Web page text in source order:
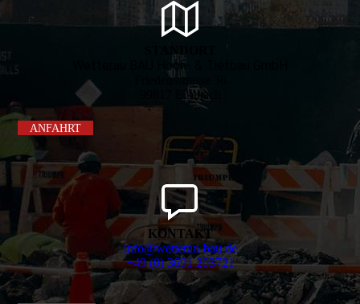
Wetterau BAU Hoch- & Tiefbau GmbH
Friedensstrasse 36
99817 Eisenach
ANFAHRT
KONTAKT
info@wetterau-bau.de
+49 (0) 3691 203721